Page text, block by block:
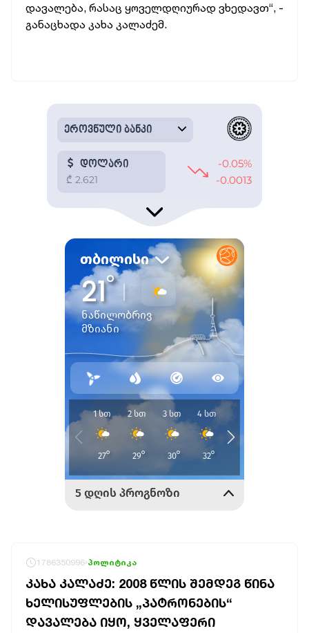
დავალება, რასაც ყოველდღიურად ვხედავთ“, -
განაცხადა კახა კალაძემ.
1786350996 პოლიტიკა
ᲙᲐᲮᲐ ᲙᲐᲚᲐᲫᲔ: 2008 ᲬᲚᲘᲡ ᲨᲔᲛᲓᲔᲒ ᲬᲘᲜᲐ
ᲮᲔᲚᲘᲡᲣᲤᲚᲔᲑᲘᲡ „ᲞᲐᲢᲠᲝᲜᲔᲑᲘᲡ“
ᲓᲐᲕᲐᲚᲔᲑᲐ ᲘᲧᲝ, ᲧᲕᲔᲚᲐᲤᲔᲠᲘ